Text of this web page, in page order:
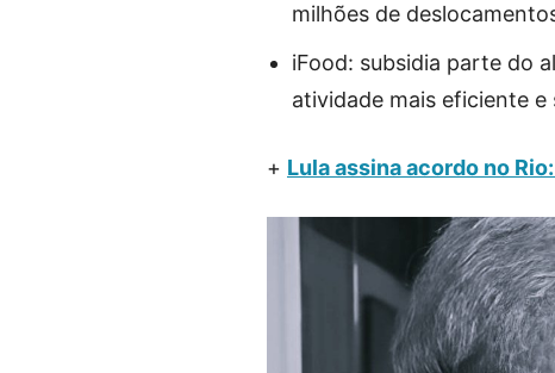
milhões de
iFood: subsidia parte do
atividade mais eficiente e
+ Lula assina acordo no